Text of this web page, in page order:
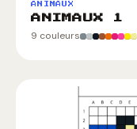
ANIMAUX
ANIMAUX 1
9 couleurs